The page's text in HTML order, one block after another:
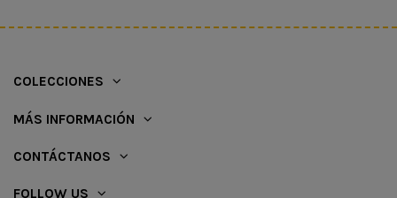
COLECCIONES
MÁS INFORMACIÓN
CONTÁCTANOS
FOLLOW US